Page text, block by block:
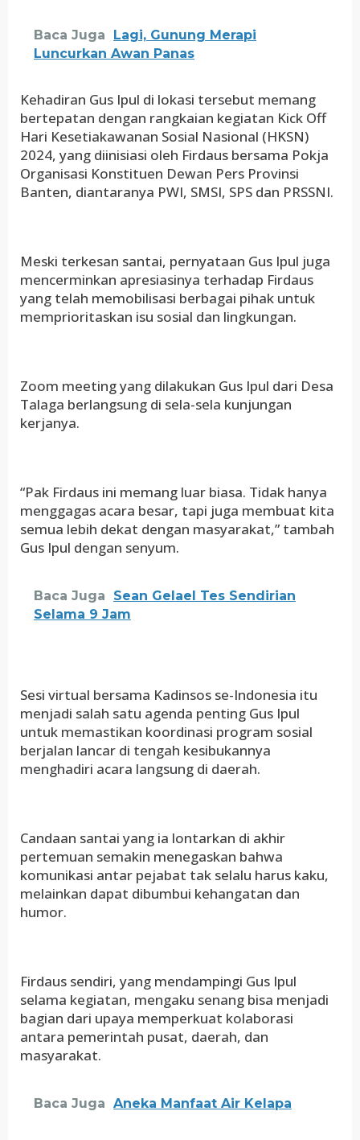
Baca Juga
Lagi, Gunung Merapi
Luncurkan Awan Panas
Kehadiran Gus Ipul di lokasi tersebut memang
bertepatan dengan rangkaian kegiatan Kick Off
Hari Kesetiakawanan Sosial Nasional (HKSN)
2024, yang diinisiasi oleh Firdaus bersama Pokja
Organisasi Konstituen Dewan Pers Provinsi
Banten, diantaranya PWI, SMSI, SPS dan PRSSNI.
Meski terkesan santai, pernyataan Gus Ipul juga
mencerminkan apresiasinya terhadap Firdaus
yang telah memobilisasi berbagai pihak untuk
memprioritaskan isu sosial dan lingkungan.
Zoom meeting yang dilakukan Gus Ipul dari Desa
Talaga berlangsung di sela-sela kunjungan
kerjanya.
“Pak Firdaus ini memang luar biasa. Tidak hanya
menggagas acara besar, tapi juga membuat kita
semua lebih dekat dengan masyarakat,” tambah
Gus Ipul dengan senyum.
Baca Juga
Sean Gelael Tes Sendirian
Selama 9 Jam
Sesi virtual bersama Kadinsos se-Indonesia itu
menjadi salah satu agenda penting Gus Ipul
untuk memastikan koordinasi program sosial
berjalan lancar di tengah kesibukannya
menghadiri acara langsung di daerah.
Candaan santai yang ia lontarkan di akhir
pertemuan semakin menegaskan bahwa
komunikasi antar pejabat tak selalu harus kaku,
melainkan dapat dibumbui kehangatan dan
humor.
Firdaus sendiri, yang mendampingi Gus Ipul
selama kegiatan, mengaku senang bisa menjadi
bagian dari upaya memperkuat kolaborasi
antara pemerintah pusat, daerah, dan
masyarakat.
Baca Juga Aneka Manfaat Air Kelapa